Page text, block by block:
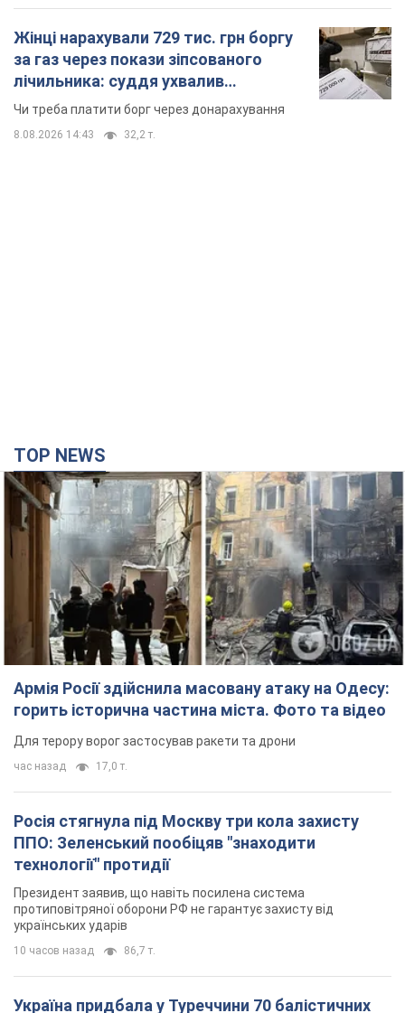
час назад 17,0 т.
Росія стягнула під Москву три кола захисту
ППО: Зеленський пообіцяв "знаходити
технології" протидії
Президент заявив, що навіть посилена система
протиповітряної оборони РФ не гарантує захисту від
українських ударів
10 часов назад 86,7 т.
Україна придбала у Туреччини 70 балістичних
ракет і багато іншого озброєння: у Держдепі
США оприлюднили список
Держдеп вже поставив до відома американський Конгрес
11 часов назад 14,6 т.